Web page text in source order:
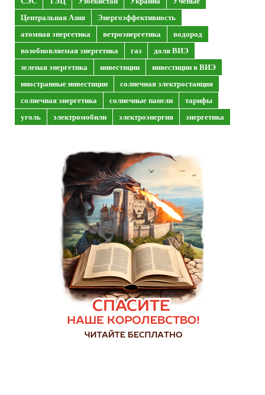
Центральная Азия
Энергоэффективность
атомная энергетика
ветроэнергетика
водород
возобновляемая энергетика
газ
доля ВИЭ
зеленая энергетика
инвестиции
инвестиции в ВИЭ
иностранные инвестиции
солнечная электростанция
солнечная энергетика
солнечные панели
тарифы
уголь
электромобили электроэнергия энергетика